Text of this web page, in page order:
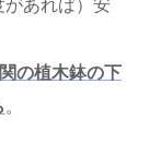
があれば）安
の植木鉢の下
。